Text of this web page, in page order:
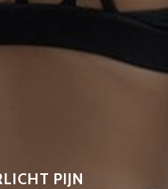
PIJN